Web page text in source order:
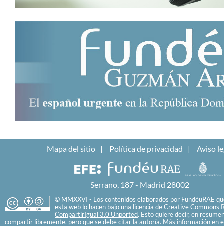
Mapa del sitio Política de privacidad Aviso
Serrano, 187 - Madrid 28002
© MMXXVI - Los contenidos elaborados por FundéuRAE
esta web lo hacen bajo una licencia de Creative Commons
CompartirIgual 3.0 Unported. Esto quiere decir, en
compartir libremente, pero que se debe citar la autoría. Más información en